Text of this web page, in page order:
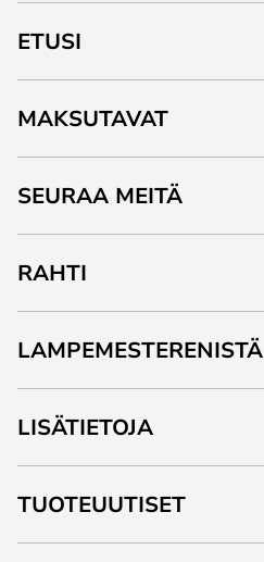
ETUSI
MAKSUTAVAT
SEURAA MEITÄ
RAHTI
LAMPEMESTERENISTÄ
LISÄTIETOJA
TUOTEUUTISET